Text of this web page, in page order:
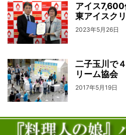
アイス7,600
東アイスク
2023年5月26日
二子玉川で
リーム協会
2017年5月19日